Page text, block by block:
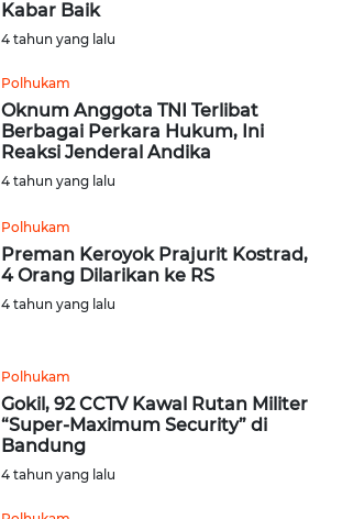
Kabar Baik
4 tahun yang lalu
Polhukam
Oknum Anggota TNI Terlibat
Berbagai Perkara Hukum, Ini
Reaksi Jenderal Andika
4 tahun yang lalu
Polhukam
Preman Keroyok Prajurit Kostrad,
4 Orang Dilarikan ke RS
4 tahun yang lalu
Polhukam
Gokil, 92 CCTV Kawal Rutan Militer
“Super-Maximum Security” di
Bandung
4 tahun yang lalu